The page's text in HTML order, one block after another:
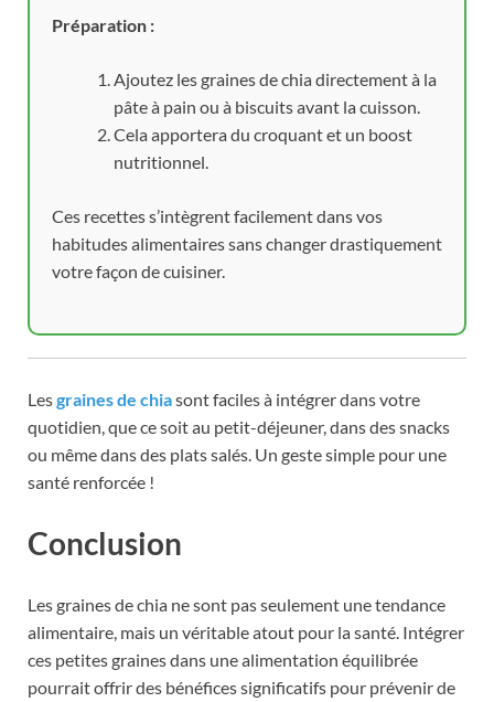
Préparation :
Ajoutez les graines de chia directement à la
pâte à pain ou à biscuits avant la cuisson.
Cela apportera du croquant et un boost
nutritionnel.
Ces recettes s’intègrent facilement dans vos
habitudes alimentaires sans changer drastiquement
votre façon de cuisiner.
Lesgraines de chiasont faciles à intégrer dans votre
quotidien, que ce soit au petit-déjeuner, dans des snacks
ou même dans des plats salés. Un geste simple pour une
santé renforcée !
Conclusion
Les graines de chia ne sont pas seulement une tendance
alimentaire, mais un véritable atout pour la santé. Intégrer
ces petites graines dans une alimentation équilibrée
pourrait offrir des bénéfices significatifs pour prévenir de